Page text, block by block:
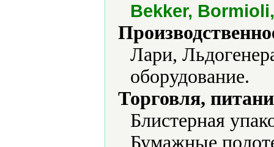
Bekker,
Лари,
оборудование.
Торговля,
Блистерная
Бумажные